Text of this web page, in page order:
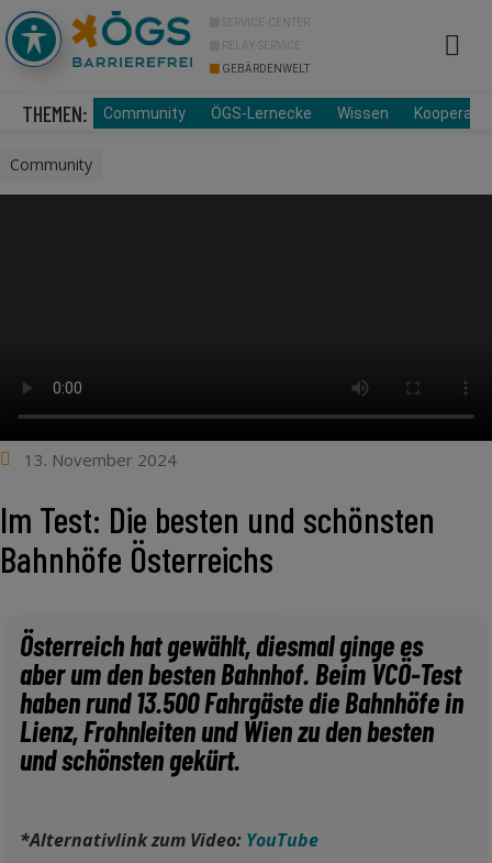
SERVICE-CENTER
RELAY-SERVICE
GEBÄRDENWELT
THEMEN: Community ÖGS-Lernecke Wissen
Community
13. November 2024
Im Test: Die besten und schönsten
Bahnhöfe Österreichs
Österreich hat gewählt, diesmal ginge es
aber um den besten Bahnhof. Beim VCÖ-Test
haben rund 13.500 Fahrgäste die Bahnhöfe in
Lienz, Frohnleiten und Wien zu den besten
und schönsten gekürt.
*Alternativlink zum Video: YouTube